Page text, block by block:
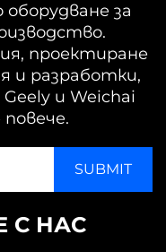
оборудване за
проектиране
и разработки,
и Weichai
С НАС